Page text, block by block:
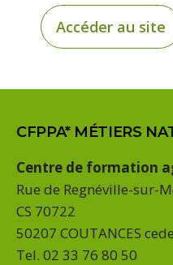
Accéder au site
CFPPA* MÉTIERS
Centre de formation
Rue de Regnéville-sur-
CS 70722
50207 COUTANCES
Tel. 02 33 76 80 50